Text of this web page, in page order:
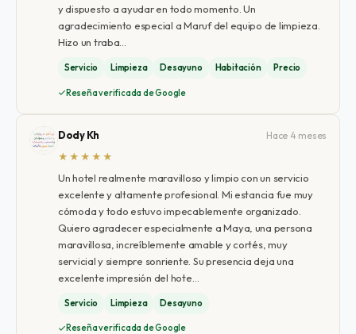
y dispuesto a ayudar en todo momento. Un
agradecimiento especial a Maruf del equipo de limpieza.
Hizo un traba…
Servicio Limpieza Desayuno Habitación Precio
Reseña verificada de Google
Dody Kh
Hace 4 meses
★★★★★
Un hotel realmente maravilloso y limpio con un servicio
excelente y altamente profesional. Mi estancia fue muy
cómoda y todo estuvo impecablemente organizado.
Quiero agradecer especialmente a Maya, una persona
maravillosa, increíblemente amable y cortés, muy
servicial y siempre sonriente. Su presencia deja una
excelente impresión del hote…
Servicio Limpieza Desayuno
Reseña verificada de Google